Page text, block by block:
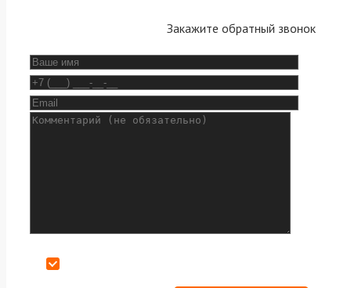
Закажите обратный звонок